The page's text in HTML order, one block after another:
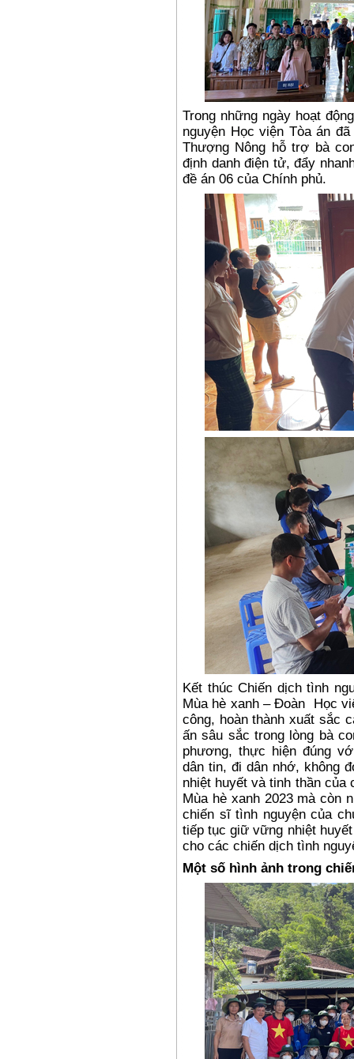
Trong những ngày hoạt
nguyện Học viện Tòa án
Thượng Nông hỗ trợ bà
định danh điện tử, đẩy
đề án 06 của Chính phủ.
Kết thúc Chiến dịch tình
Mùahè xanh – Đoàn Học
công, hoàn thành xuất sắc
ấn sâu sắc trong lòng bà
phương, thực hiện đúng
dân tin, đi dân nhớ, không
nhiệt huyết và tinh thần
Mùahè xanh 2023 mà còn
chiến sĩ tình nguyện của
tiếp tục giữ vững nhiệt
cho các chiến dịch tình
Một số hình ảnh trong